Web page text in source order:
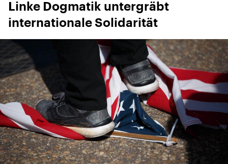
Linke Dogmatik untergräbt
internationale Solidarität